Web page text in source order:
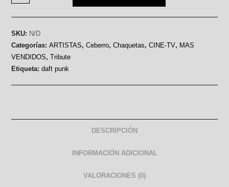
SKU: N/D
Categorías:ARTISTAS,Ceberro,Chaquetas,CINE-TV, MAS
VENDIDOS,Tribute
Etiqueta:daft punk
DESCRIPCIÓN
INFORMACIÓN ADICIONAL
VALORACIONES (0)